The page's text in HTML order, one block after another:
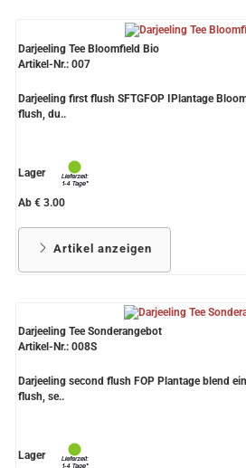
Darjeeling Tee Bloomfield Bio
Artikel-Nr.: 007
Darjeeling first flush SFTGFOP IPlantage
flush, du..
Lager
Ab € 3.00
Artikel anzeigen
Darjeeling Tee Sonderangebot
Artikel-Nr.: 008S
Darjeeling second flush FOP Plantage blend
flush, se..
Lager